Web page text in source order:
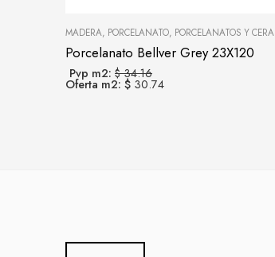
MADERA, PORCELANATO, PORCELANATOS Y CERÁMICAS
Porcelanato Bellver Grey 23X120
Pvp m2: $ 34.16
Oferta m2: $ 30.74